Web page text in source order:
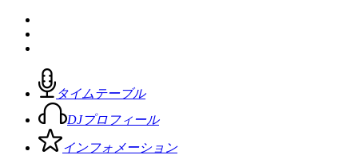
タイムテーブル
DJプロフィール
インフォメーション